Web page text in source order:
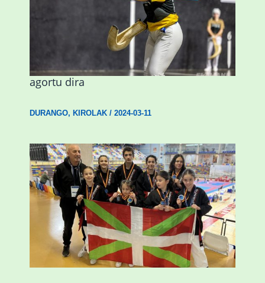
Astelehenean Durangon jokatuko den
emakumezkoen zesta finaleko sarrerak
agortu dira
DURANGO, KIROLAK/ 2024-03-11
Wadokan garaile Espainiako txapelketan
14 dominarekin